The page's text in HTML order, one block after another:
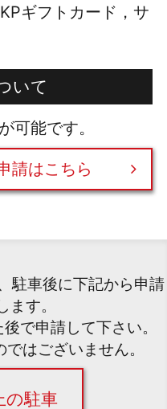
ギフトカード，サ
いて
可能です。
請はこちら
駐車後に下記から申請
ます。
で申請して下さい。
はございません。
の駐車